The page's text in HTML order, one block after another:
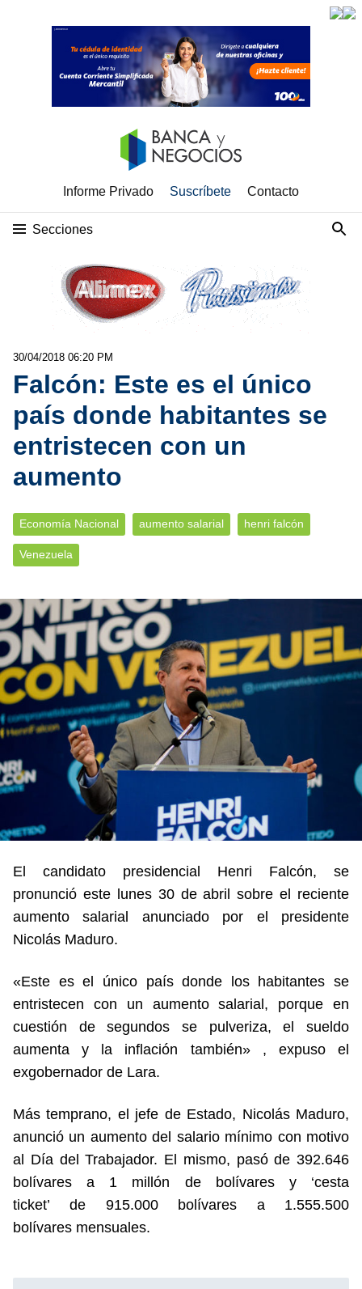
Informe Privado Suscríbete Contacto
Secciones
30/04/2018 06:20 PM
Falcón: Este es el único
país donde habitantes se
entristecen con un
aumento
Economía Nacional aumento salarial henri falcón
Venezuela
El candidato presidencial Henri Falcón, se
pronunció este lunes 30 de abril sobre el reciente
aumento salarial anunciado por el presidente
Nicolás Maduro.
«Este es el único país donde los habitantes se
entristecen con un aumento salarial, porque en
cuestión de segundos se pulveriza, el sueldo
aumenta y la inflación también» , expuso el
exgobernador de Lara.
Más temprano, el jefe de Estado, Nicolás Maduro,
anunció un aumento del salario mínimo con motivo
al Día del Trabajador. El mismo, pasó de 392.646
bolívares a 1 millón de bolívares y ‘cesta
ticket’ de 915.000 bolívares a 1.555.500
bolívares mensuales.